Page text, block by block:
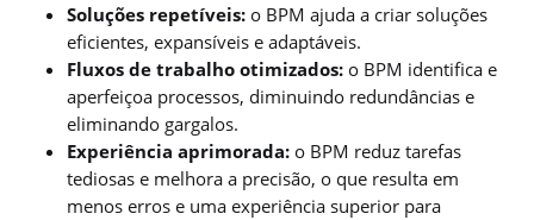
Soluções repetíveis: o BPM ajuda a criar soluções
eficientes, expansíveis e adaptáveis.
Fluxos de trabalho otimizados: o BPM identifica e
aperfeiçoa processos, diminuindo redundâncias e
eliminando gargalos.
Experiência aprimorada: o BPM reduz tarefas
tediosas e melhora a precisão, o que resulta em
menos erros e uma experiência superior para